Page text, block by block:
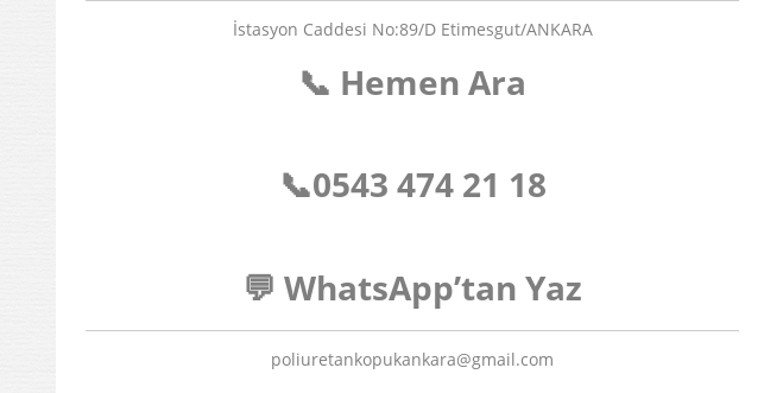
İstasyon Caddesi No:89/D Etimesgut/ANKARA
📞 Hemen Ara
📞0543 474 21 18
💬 WhatsApp’tan Yaz
poliuretankopukankara@gmail.com